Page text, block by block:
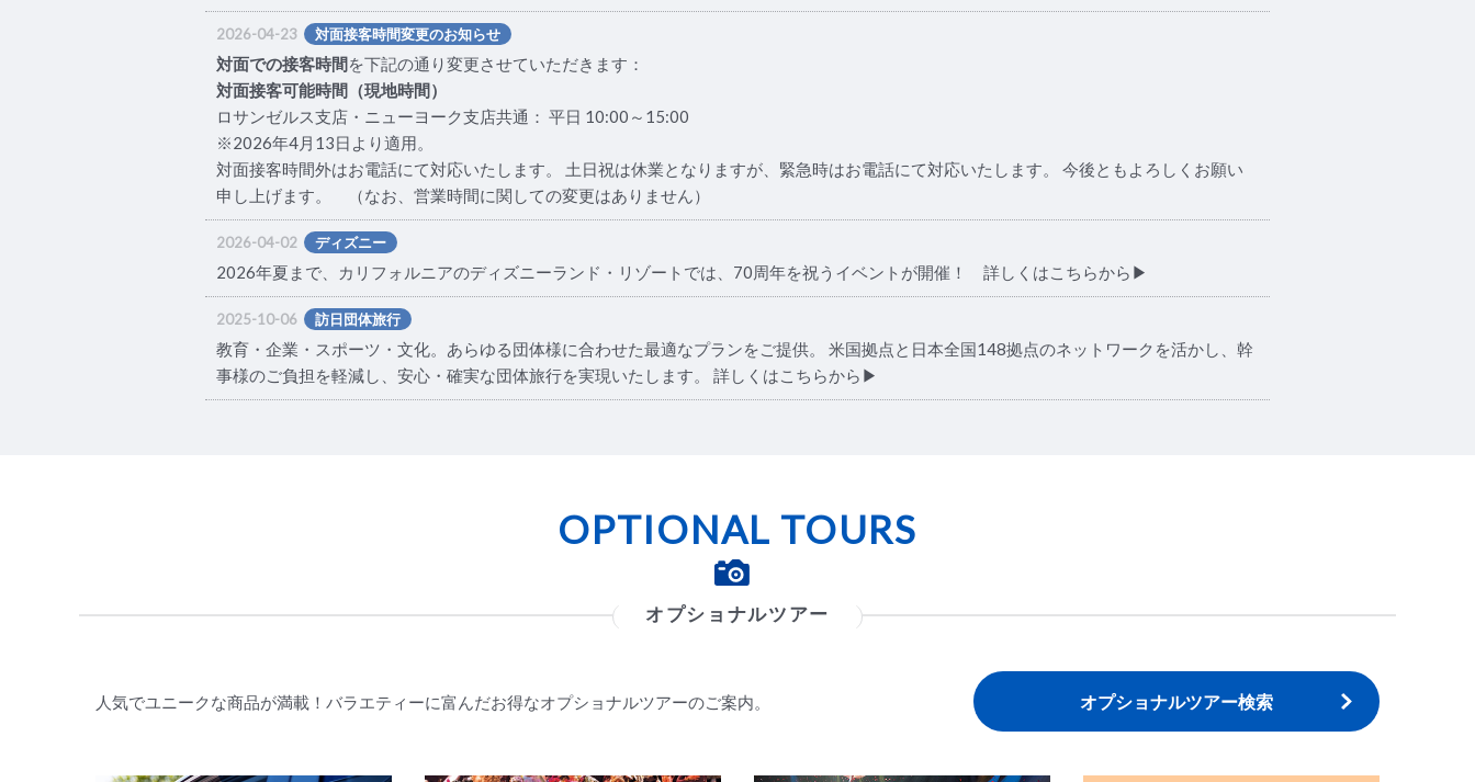
2026-04-23 対面接客時間変更のお知らせ
対面での接客時間を下記の通り変更させていただきます：
対面接客可能時間（現地時間）
ロサンゼルス支店・ニューヨーク支店共通： 平日 10:00～15:00
※2026年4月13日より適用。
対面接客時間外はお電話にて対応いたします。 土日祝は休業となりますが、緊急時はお電話にて対応いたします。 今後ともよろしくお願い
申し上げます。 （なお、営業時間に関しての変更はありません）
2026-04-02 ディズニー
2026年夏まで、カリフォルニアのディズニーランド・リゾートでは、70周年を祝うイベントが開催！ 詳しくはこちらから▶︎
2025-10-06 訪日団体旅行
教育・企業・スポーツ・文化。あらゆる団体様に合わせた最適なプランをご提供。 米国拠点と日本全国148拠点のネットワークを活かし、幹
事様のご負担を軽減し、安心・確実な団体旅行を実現いたします。 詳しくはこちらから▶︎
OPTIONAL TOURS
オプショナルツアー
人気でユニークな商品が満載！バラエティーに富んだお得なオプショナルツアーのご案内。 オプショナルツアー検索